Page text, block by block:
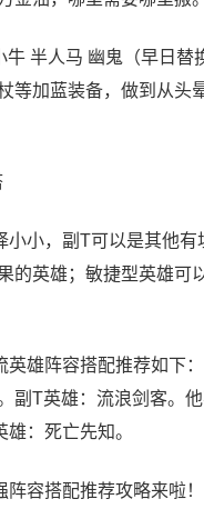
牛 半人马 幽鬼（早日
等加蓝装备，做到从
小小，副T可以是其他
的英雄；敏捷型英雄
英雄阵容搭配推荐如下
副T英雄：流浪剑客。
：死亡先知。
容搭配推荐攻略来啦